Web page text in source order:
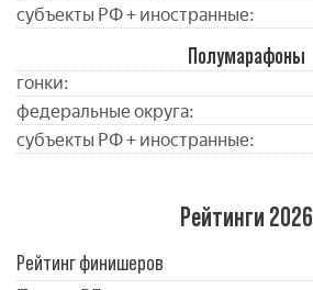
субъекты РФ + иностранные:
Полумарафоны
гонки:
федеральные округа:
субъекты РФ + иностранные:
Рейтинги 2026
Рейтинг финишеров